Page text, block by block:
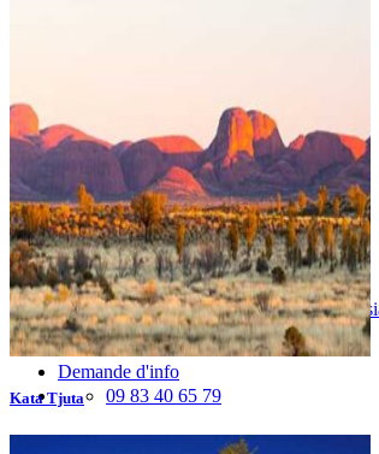
Préparer son voyage
Hôtels partenaires
Présentation de l’Australie
Avant de départ
Météo et climat en Australie
Notre agence
Notre agence en Australie
Réseau Asian Roads
Garanties et engagements
Avis de nos voyageurs
Demande d'info
09 83 40 65 79
Kata Tjuta